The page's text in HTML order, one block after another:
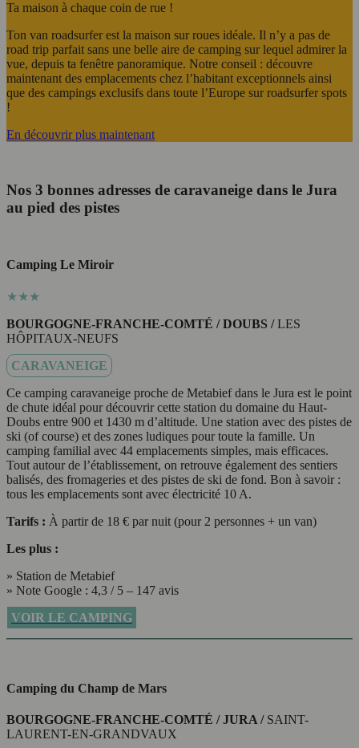
Ta maison à chaque coin de rue !
Ton van roadsurfer est la maison sur roues idéale. Il n’y a pas de
road trip parfait sans une belle aire de camping sur lequel admirer la
vue, depuis ta fenêtre panoramique. Notre conseil : découvre
maintenant des emplacements chez l’habitant exceptionnels ainsi
que des campings exclusifs dans toute l’Europe sur roadsurfer spots
!
En découvrir plus maintenant
Nos 3 bonnes adresses de caravaneige dans le Jura
au pied des pistes
Camping Le Miroir
★★★
BOURGOGNE-FRANCHE-COMTÉ / DOUBS /LES
HÔPITAUX-NEUFS
CARAVANEIGE
Ce camping caravaneige proche de Metabief dans le Jura est le point
de chute idéal pour découvrir cette station du domaine du Haut-
Doubs entre 900 et 1430 m d’altitude. Une station avec des pistes de
ski (of course) et des zones ludiques pour toute la famille. Un
camping familial avec 44 emplacements simples, mais efficaces.
Tout autour de l’établissement, on retrouve également des sentiers
balisés, des fromageries et des pistes de ski de fond. Bon à savoir :
tous les emplacements sont avec électricité 10 A.
Tarifs : À partir de 18 € par nuit (pour 2 personnes + un van)
Les plus :
» Station de Metabief
» Note Google : 4,3 / 5 – 147 avis
VOIR LE CAMPING
Camping du Champ de Mars
BOURGOGNE-FRANCHE-COMTÉ / JURA /SAINT-
LAURENT-EN-GRANDVAUX